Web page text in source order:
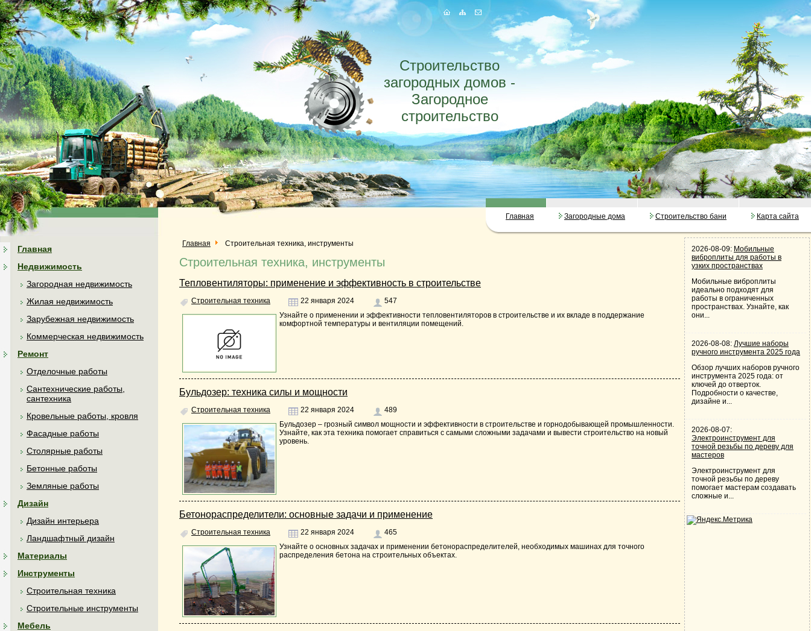
Строительство
загородных домов -
Загородное
строительство
Главная Загородные дома Строительство бани Карта сайта
Главная
Недвижимость
Загородная недвижимость
Жилая недвижимость
Зарубежная недвижимость
Коммерческая недвижимость
Ремонт
Отделочные работы
Сантехнические работы,
сантехника
Кровельные работы, кровля
Фасадные работы
Столярные работы
Бетонные работы
Земляные работы
Дизайн
Дизайн интерьера
Ландшафтный дизайн
Материалы
Инструменты
Строительная техника
Строительные инструменты
Мебель
Главная Строительная техника, инструменты
Строительная техника, инструменты
Тепловентиляторы: применение и эффективность в строительстве
Строительная техника 22 января 2024
547
Узнайте о применении и эффективности тепловентиляторов в строительстве и их вкладе в поддержание
комфортной температуры и вентиляции помещений.
Бульдозер: техника силы и мощности
Строительная техника 22 января 2024
489
Бульдозер – грозный символ мощности и эффективности в строительстве и горнодобывающей промышленности.
Узнайте, как эта техника помогает справиться с самыми сложными задачами и вывести строительство на новый
уровень.
Бетонораспределители: основные задачи и применение
Строительная техника 22 января 2024
465
Узнайте о основных задачах и применении бетонораспределителей, необходимых машинах для точного
распределения бетона на строительных объектах.
2026-08-09: Мобильные
виброплиты для работы в
узких пространствах
Мобильные виброплиты
идеально подходят для
работы в ограниченных
пространствах. Узнайте, как
они...
2026-08-08: Лучшие наборы
ручного инструмента 2025 года
Обзор лучших наборов ручного
инструмента 2025 года: от
ключей до отверток.
Подробности о качестве,
дизайне и...
2026-08-07:
Электроинструмент для
точной резьбы по дереву для
мастеров
Электроинструмент для
точной резьбы по дереву
помогает мастерам создавать
сложные и...